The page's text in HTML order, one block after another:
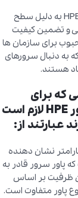
در نهایت، پاور سرور HPE به دلیل سطح
و تضمین کیفیت
برای سازمان ها
به دنبال سرورهای
هستند.
که برای
ارزیابی پاور سرور HPE لازم است
عبارتند از:
نشان دهنده
پاور سرور قادر به
ظرفیت بر اساس
پاور متفاوت است.